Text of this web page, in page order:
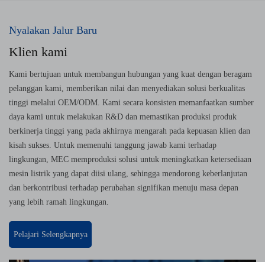
Nyalakan Jalur Baru
Klien kami
Kami bertujuan untuk membangun hubungan yang kuat dengan beragam
pelanggan kami, memberikan nilai dan menyediakan solusi berkualitas
tinggi melalui OEM/ODM. Kami secara konsisten memanfaatkan sumber
daya kami untuk melakukan R&D dan memastikan produksi produk
berkinerja tinggi yang pada akhirnya mengarah pada kepuasan klien dan
kisah sukses. Untuk memenuhi tanggung jawab kami terhadap
lingkungan, MEC memproduksi solusi untuk meningkatkan ketersediaan
mesin listrik yang dapat diisi ulang, sehingga mendorong keberlanjutan
dan berkontribusi terhadap perubahan signifikan menuju masa depan
yang lebih ramah lingkungan.
Pelajari Selengkapnya